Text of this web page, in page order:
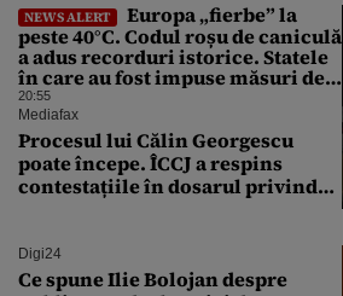
NEWS ALERT
Europa „fierbe” la
peste 40°C. Codul roșu de caniculă
a adus recorduri istorice. Statele
în care au fost impuse măsuri de
urgență
20:55
Mediafax
Procesul lui Călin Georgescu
poate începe. ÎCCJ a respins
contestațiile în dosarul privind
Digi24
Ce spune Ilie Bolojan despre